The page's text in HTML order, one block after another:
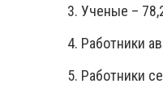
Ученые –
Работники
Работники